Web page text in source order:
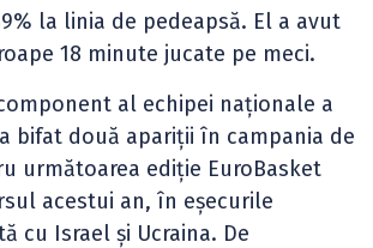
la linia de pedeapsă. El a avut
18 minute jucate pe meci.
al echipei naționale a
bifat două apariții în campania de
următoarea ediție EuroBasket
acestui an, în eșecurile
cu Israel și Ucraina. De